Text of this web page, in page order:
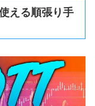
える順張り手